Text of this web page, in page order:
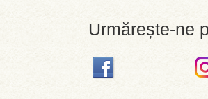
Urmărește-ne